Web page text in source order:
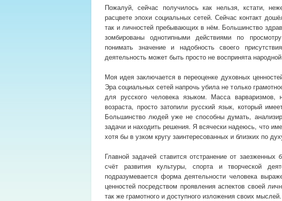
Пожалуй, сейчас получилось как нельзя, кстати,
расцвете эпохи социальных сетей. Сейчас контакт
так и личностей пребывающих в нём. Большинство
зомбированы однотипными действиями по
понимать значение и надобность своего
деятельность может быть просто не воспринята
Моя идея заключается в переоценке духовных
Эра социальных сетей напрочь убила не только
для русского человека языком. Масса
возраста, просто затопили русский язык, который
Большинство людей уже не способны думать,
задачи и находить решения. Я всячески надеюсь, что
хотя бы в узком кругу заинтересованных и близких по
Главной задачей ставится отстранение от
счёт развития культуры, спорта и творческой
подразумевается форма деятельности человека
ценностей посредством проявления аспектов своей
так же грамотного и доступного изложения своих мыслей.